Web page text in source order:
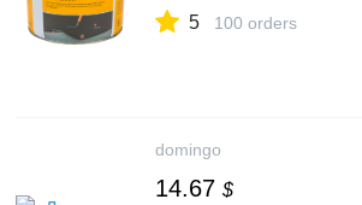
5 100 orders
domingo
14.67 $